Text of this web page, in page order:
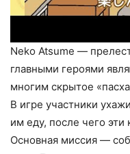
Neko Atsume —
главными героями
многим скрытое
В игре участники
им еду, после чего
Основная миссия —